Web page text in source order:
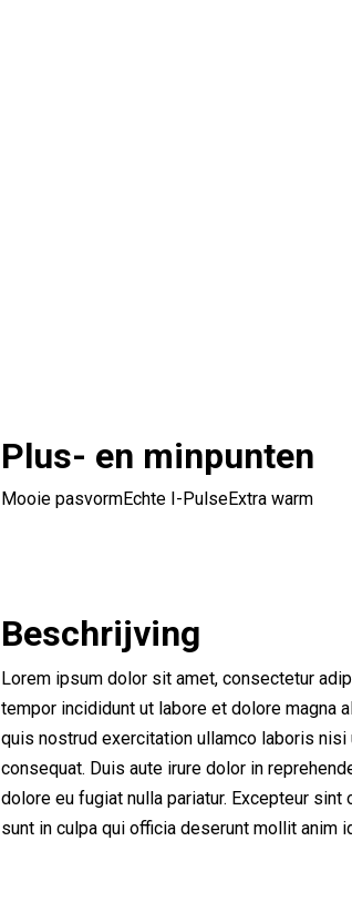
Plus- en minpunten
Mooie pasvormEchte I-PulseExtra warm
Beschrijving
Lorem ipsum dolor sit amet, consectetur
tempor incididunt ut labore et dolore magna
quis nostrud exercitation ullamco laboris
consequat. Duis aute irure dolor in
dolore eu fugiat nulla pariatur. Excepteur sint
sunt in culpa qui officia deserunt mollit anim